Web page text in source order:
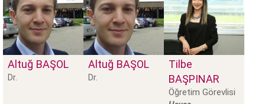
Altuğ BAŞOL
Dr.
Altuğ BAŞOL
Dr.
Tilbe
BAŞPINAR
Öğretim Görevlisi